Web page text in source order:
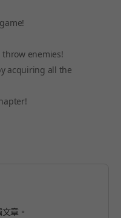
throw enemies!
acquiring all the
章。